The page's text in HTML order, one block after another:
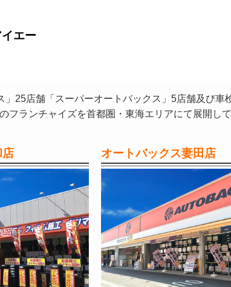
エー
25店舗「スーパーオートバックス」5店舗及び車
ランチャイズを首都圏・東海エリアにて展開して
店 オートバックス妻田店